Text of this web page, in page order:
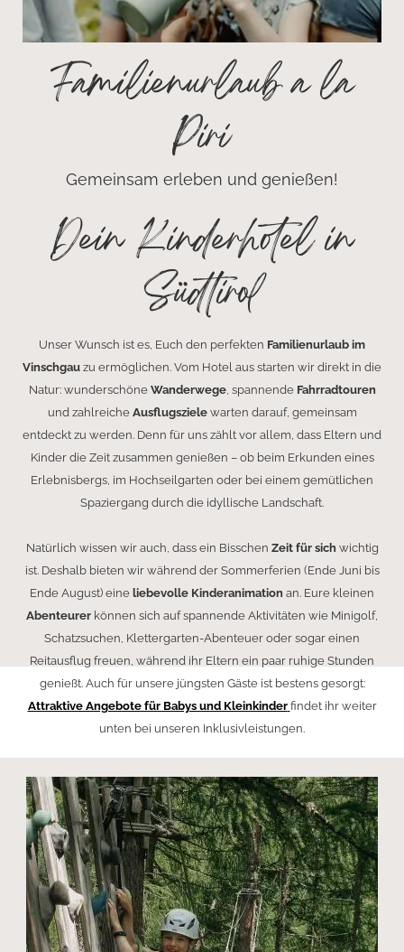
Familienurlaub a la
Piri
Gemeinsam erleben und genießen!
Dein Kinderhotel in
Südtirol
Unser Wunsch ist es, Euch den perfekten Familienurlaub im
Vinschgau zu ermöglichen. Vom Hotel aus starten wir direkt in die
Natur: wunderschöne Wanderwege, spannende Fahrradtouren
und zahlreiche Ausflugszielewarten darauf, gemeinsam
entdeckt zu werden. Denn für uns zählt vor allem, dass Eltern und
Kinder die Zeit zusammen genießen – ob beim Erkunden eines
Erlebnisbergs, im Hochseilgarten oder bei einem gemütlichen
Spaziergang durch die idyllische Landschaft.
Natürlich wissen wir auch, dass ein Bisschen Zeit für sichwichtig
ist. Deshalb bieten wir während der Sommerferien (Ende Juni bis
Ende August) eine liebevolle Kinderanimation an. Eure kleinen
Abenteurer können sich auf spannende Aktivitäten wie Minigolf,
Schatzsuchen, Klettergarten-Abenteuer oder sogar einen
Reitausflug freuen, während ihr Eltern ein paar ruhige Stunden
genießt. Auch für unsere jüngsten Gäste ist bestens gesorgt:
Attraktive Angebote für Babys und Kleinkinder findet ihr weiter
unten bei unseren Inklusivleistungen.